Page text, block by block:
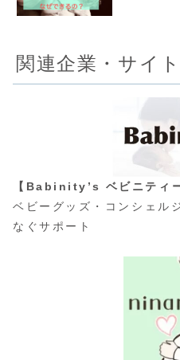
関連企業・サイ
【Babinity’s ベビニティ
ベビーグッズ・コンシェル
なぐサポート